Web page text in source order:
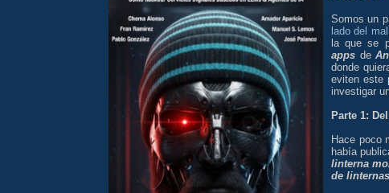
Somos un
lado del mal
la que se
apps de
donde
eviten este
investigar
Parte 1:
Hace poco
había
linterna
de